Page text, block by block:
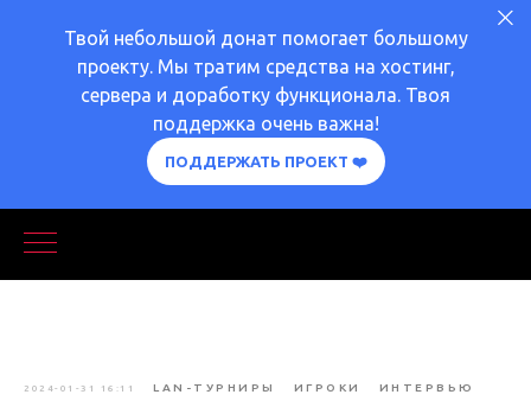
Твой небольшой донат помогает большому
проекту. Мы тратим средства на хостинг,
сервера и доработку функционала. Твоя
поддержка очень важна!
ПОДДЕРЖАТЬ ПРОЕКТ ❤️
2024-01-31 16:11 LAN-ТУРНИРЫ ИГРОКИ ИНТЕРВЬЮ